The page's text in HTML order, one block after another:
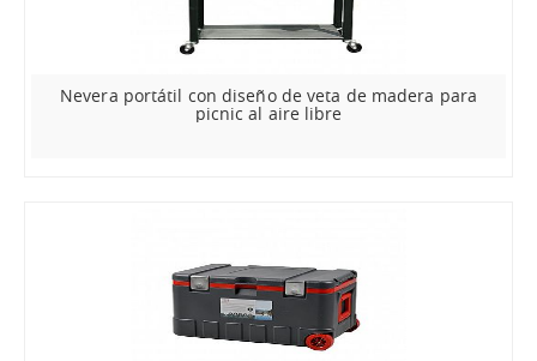
Nevera portátil con diseño de veta de madera para
picnic al aire libre